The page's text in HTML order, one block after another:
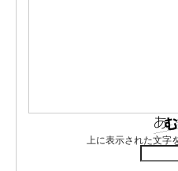
上に表示された文字